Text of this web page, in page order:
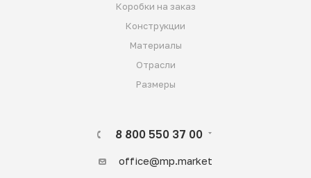
Коробки на заказ
Конструкции
Материалы
Отрасли
Размеры
8 800 550 37 00
office@mp.market